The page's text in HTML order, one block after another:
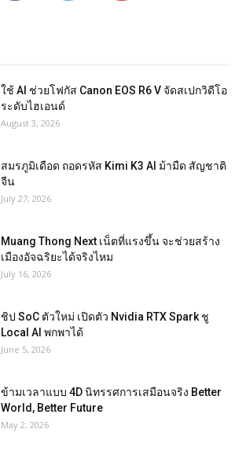
ใช้ AI ช่วยโฟกัส Canon EOS R6 V จัดสเปกวิดีโอ
ระดับไฮเอนด์
August 3, 2026
สมรภูมิเดือด ถอดรหัส Kimi K3 AI ม้ามืด สัญชาติ
จีน
July 27, 2026
Muang Thong Next เน็ตที่แรงขึ้น จะช่วยสร้าง
เมืองอัจฉริยะได้จริงไหม
July 16, 2026
ชิป SoC ตัวใหม่ เปิดตัว Nvidia RTX Spark ชู
Local AI พกพาได้
June 5, 2026
ข้ามเวลาแบบ 4D นิทรรศการเสมือนจริง Better
World, Better Future
May 2, 2026